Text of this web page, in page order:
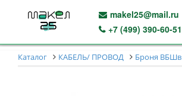
makel25@mail.ru
+7 (499) 390-60-51
Каталог КАБЕЛЬ/ ПРОВОД Броня ВБШв